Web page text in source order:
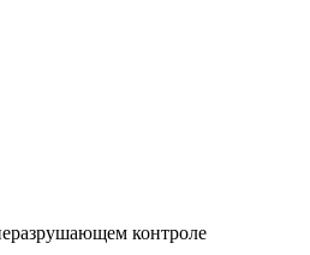
контроле